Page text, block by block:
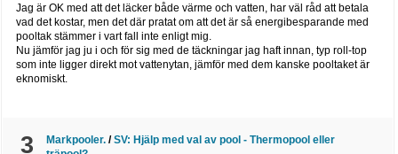
Jag är OK med att det läcker både värme och vatten, har väl råd att betala
vad det kostar, men det där pratat om att det är så energibesparande med
pooltak stämmer i vart fall inte enligt mig.
Nu jämför jag ju i och för sig med de täckningar jag haft innan, typ roll-top
som inte ligger direkt mot vattenytan, jämför med dem kanske pooltaket är
eknomiskt.
3 Markpooler. /SV: Hjälp med val av pool - Thermopool eller